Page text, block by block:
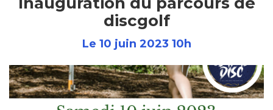
discgolf
Le 10 juin 2023 10h